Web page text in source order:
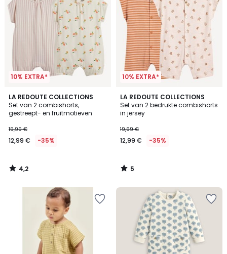
10% EXTRA*
LA REDOUTE COLLECTIONS
Set van 2 combishorts,
gestreept- en fruitmotieven
19,99 €
12,99 € -35%
4,2
/ 5
4,2
/
10% EXTRA*
LA REDOUTE COLLECTIONS
Set van 2 bedrukte combishorts
in jersey
19,99 €
12,99 € -35%
5
/
5
5
/